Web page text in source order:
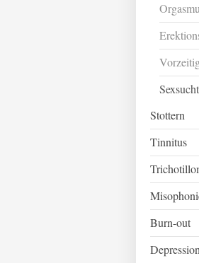
Sexsucht
Stottern
Tinnitus
Burn-out
Depression